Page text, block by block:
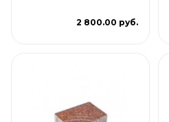
2 800.00 руб.